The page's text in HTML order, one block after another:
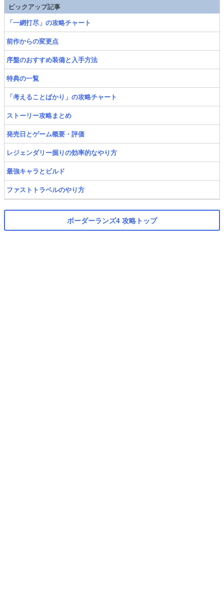
ピックアップ記事
「一網打尽」の攻略チャート
前作からの変更点
序盤のおすすめ装備と入手方法
特典の一覧
「考えることばかり」の攻略チャート
ストーリー攻略まとめ
発売日とゲーム概要・評価
レジェンダリー掘りの効率的なやり方
最強キャラとビルド
ファストトラベルのやり方
ボーダーランズ4 攻略トップ